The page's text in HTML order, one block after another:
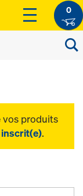
0
vos produits
inscrit(e).